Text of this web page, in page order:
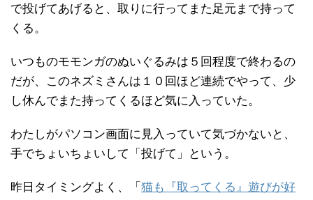
で投げてあげると、取りに行ってまた足元まで持って
くる。
いつものモモンガのぬいぐるみは５回程度で終わるの
だが、このネズミさんは１０回ほど連続でやって、少
し休んでまた持ってくるほど気に入っていた。
わたしがパソコン画面に見入っていて気づかないと、
手でちょいちょいして「投げて」という。
昨日タイミングよく、「 猫も『取ってくる』遊びが好